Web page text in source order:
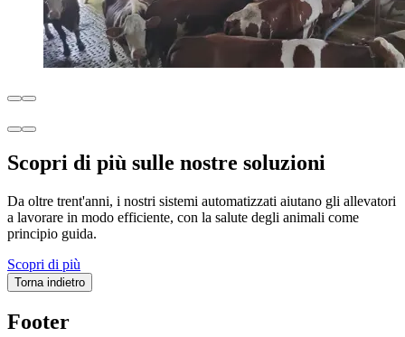
Scopri di più sulle nostre soluzioni
Da oltre trent'anni, i nostri sistemi automatizzati aiutano gli allevatori
a lavorare in modo efficiente, con la salute degli animali come
principio guida.
Scopri di più
Torna indietro
Footer